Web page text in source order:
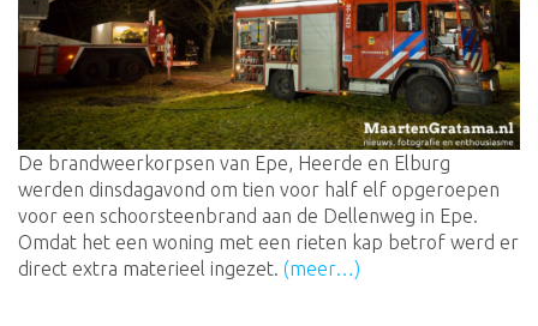
De brandweerkorpsen van Epe, Heerde en Elburg
werden dinsdagavond om tien voor half elf opgeroepen
voor een schoorsteenbrand aan de Dellenweg in Epe.
Omdat het een woning met een rieten kap betrof werd er
direct extra materieel ingezet. (meer…)